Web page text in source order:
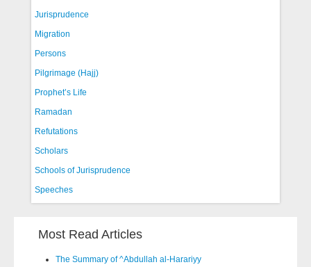
Jurisprudence
Migration
Persons
Pilgrimage (Hajj)
Prophet’s Life
Ramadan
Refutations
Scholars
Schools of Jurisprudence
Speeches
Most Read Articles
The Summary of ^Abdullah al-Harariyy